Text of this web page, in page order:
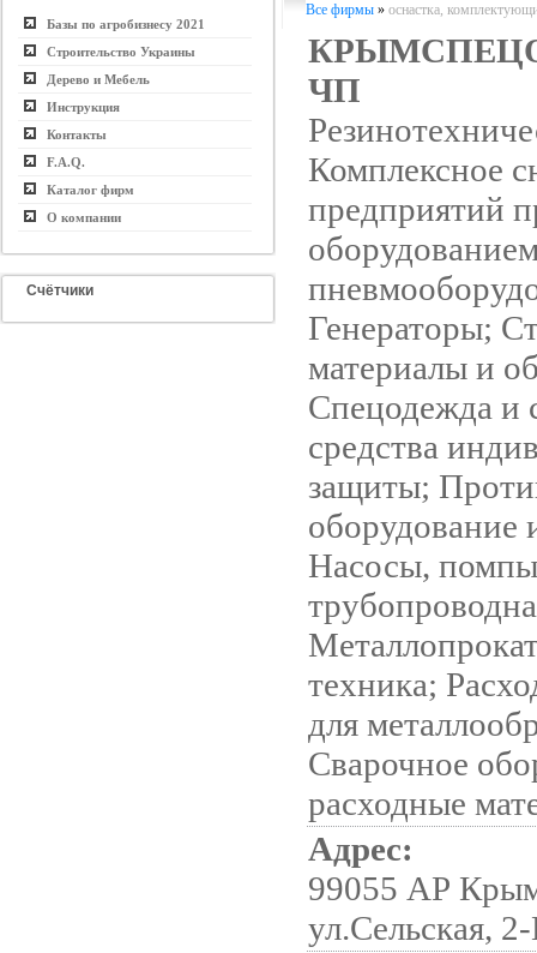
Базы по агробизнесу 2021
Строительство Украины
Дерево и Мебель
Инструкция
Контакты
F.A.Q.
Каталог фирм
О компании
Счётчики
Все фирмы » оснастка,
ЧП
Комплексное
предприятий
Генераторы;
материалы и
Спецодежда и
средства
защиты;
оборудование
Насосы,
техника;
для
Сварочное
расходные
Адрес:
99055 АР
ул.Сельская,